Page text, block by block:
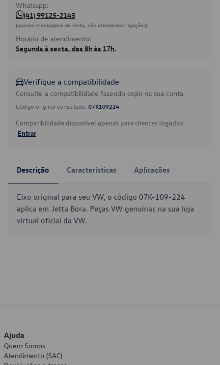
Whatsapp:
(41) 99125-2143
(apenas mensagens de texto, não atendemos ligações)
Horário de atendimento:
Segunda à sexta, das 8h às 17h.
Verifique a compatibilidade
Consulte a compatibilidade fazendo login na sua conta.
Código original consultado: 07K109224
Compatibilidade disponível apenas para clientes logados.
Entrar
Descrição Características Aplicações
Eixo original para seu VW, o código 07K-109-224
aplica em Jetta Bora. Peças VW genuínas na sua loja
virtual oficial da VW.
Ajuda
Quem Somos
Atendimento (SAC)